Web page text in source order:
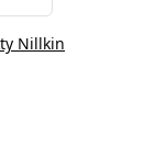
Nillkin